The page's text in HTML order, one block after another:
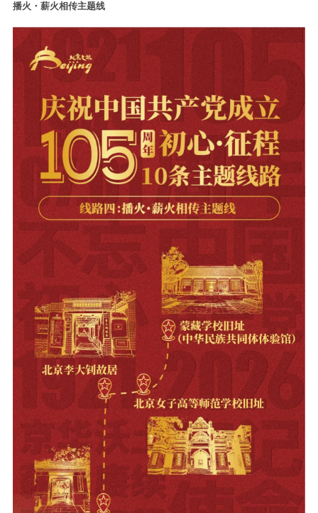
播火・薪火相传主题线